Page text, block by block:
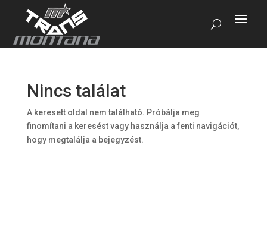
Nincs találat
A keresett oldal nem található. Próbálja meg
finomítani a keresést vagy használja a fenti navigációt,
hogy megtalálja a bejegyzést.